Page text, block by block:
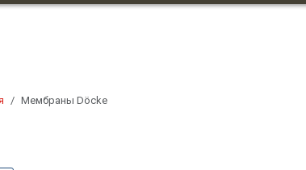
Мембраны Döcke